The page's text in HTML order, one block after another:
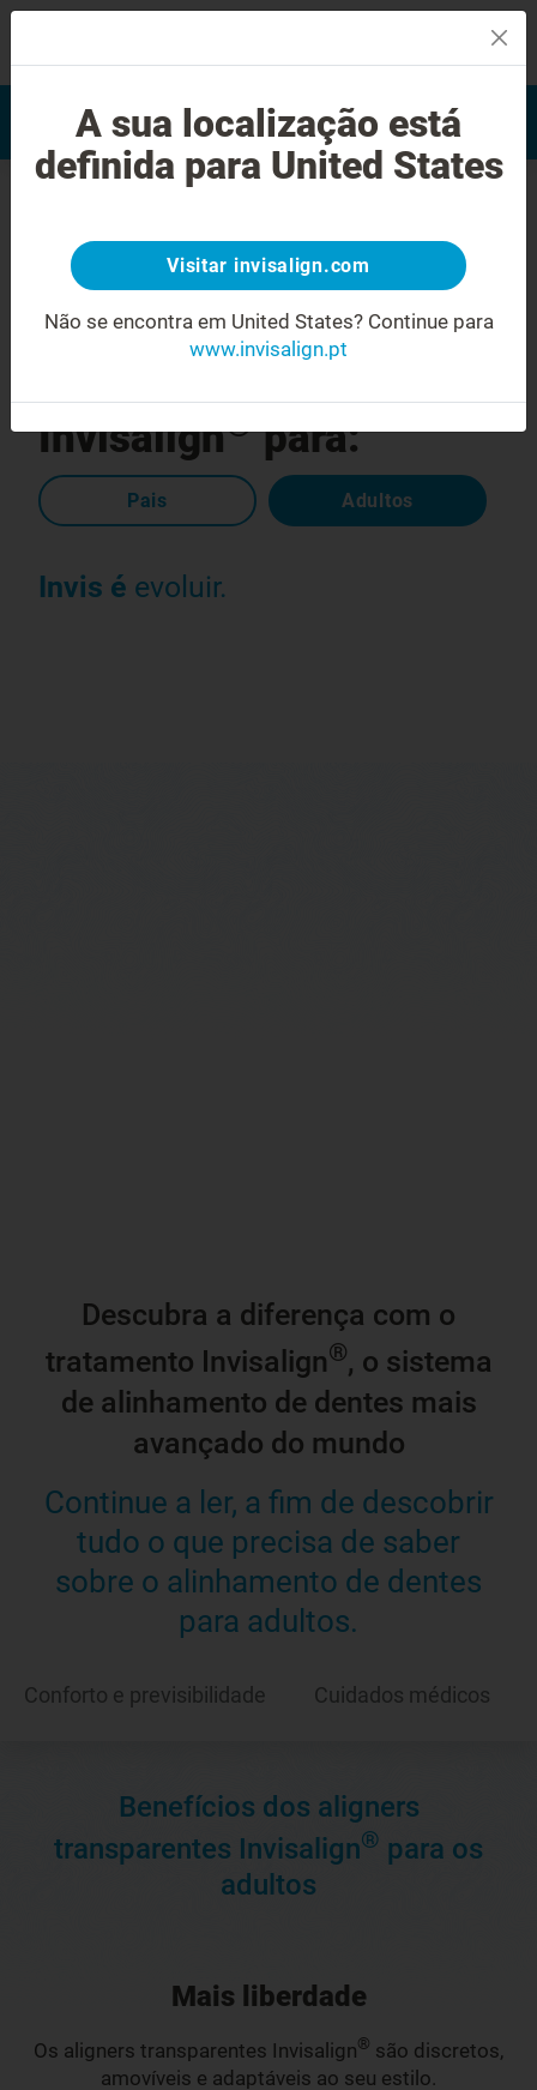
Avaliação do sorriso
Encontrar um Invisalign
provider
dentária em que milhões de pessoas
confiam
Alinhadores
Invisalign®para:
Pais Adultos
Invis é evoluir.
Descubra a diferença com o
tratamento Invisalign®, o sistema
de alinhamento de dentes mais
avançado do mundo
Continue a ler, a fim de descobrir
tudo o que precisa de saber
sobre o alinhamento de dentes
para adultos.
Conforto e previsibilidade Cuidados médicos
Benefícios dos aligners
transparentes Invisalign® para os
adultos
Mais liberdade
Os aligners transparentes Invisalign® são discretos,
amovíveis e adaptáveis ao seu estilo.
A sua localização está
definida para United States
Visitar invisalign.com
Não se encontra em United States? Continue para
www.invisalign.pt